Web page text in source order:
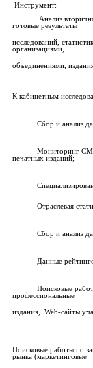
Инструмент:
Анализ вторичной
готовые результаты
исследований,
организациями,
объединениями,
К кабинетным
Сбор и анализ
Мониторинг СМИ:
печатных изданий;
Отраслевая
Сбор и анализ
Данные
Поисковые работы в
профессиональные
издания, Web-сайты
Поисковые работы по
рынка (маркетинговые